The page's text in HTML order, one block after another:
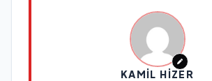
KAMIL HIZER